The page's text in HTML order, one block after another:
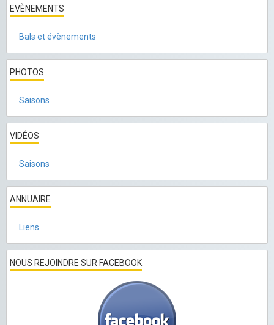
EVÈNEMENTS
Bals et évènements
PHOTOS
Saisons
VIDÉOS
Saisons
ANNUAIRE
Liens
NOUS REJOINDRE SUR FACEBOOK